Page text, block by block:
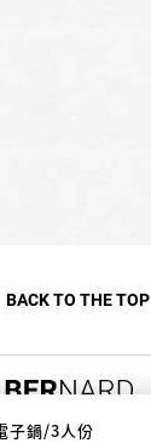
子鍋/3人份
BACK TO THE TOP
友誠購物